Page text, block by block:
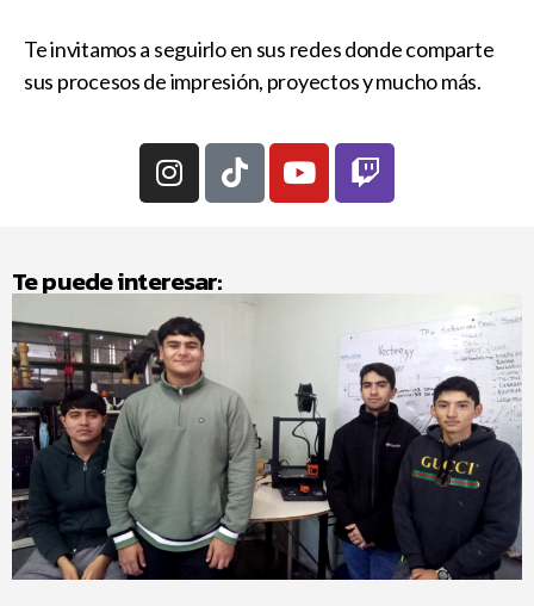
Te invitamos a seguirlo en sus redes donde comparte
sus procesos de impresión, proyectos y mucho más.
Te puede interesar: